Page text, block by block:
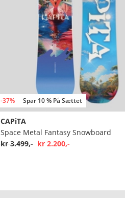
-37% Spar 10 % På Sættet
CAPiTA
Space Metal Fantasy Snowboard
kr 3.499,- kr 2.200,-